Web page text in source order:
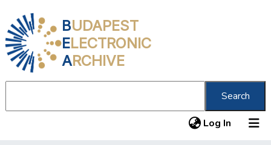
BUDAPEST
ELECTRONIC
ARCHIVE
Search
Log In (current)